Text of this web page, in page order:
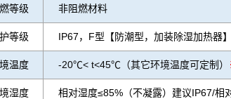
等级 非阻燃材料
等级 IP67，F型【防潮型，加装除湿加热器
温度 -20℃< t<45℃（其它环境温度可定制）
湿度 相对湿度≤85%（不凝露）建议IP67/相